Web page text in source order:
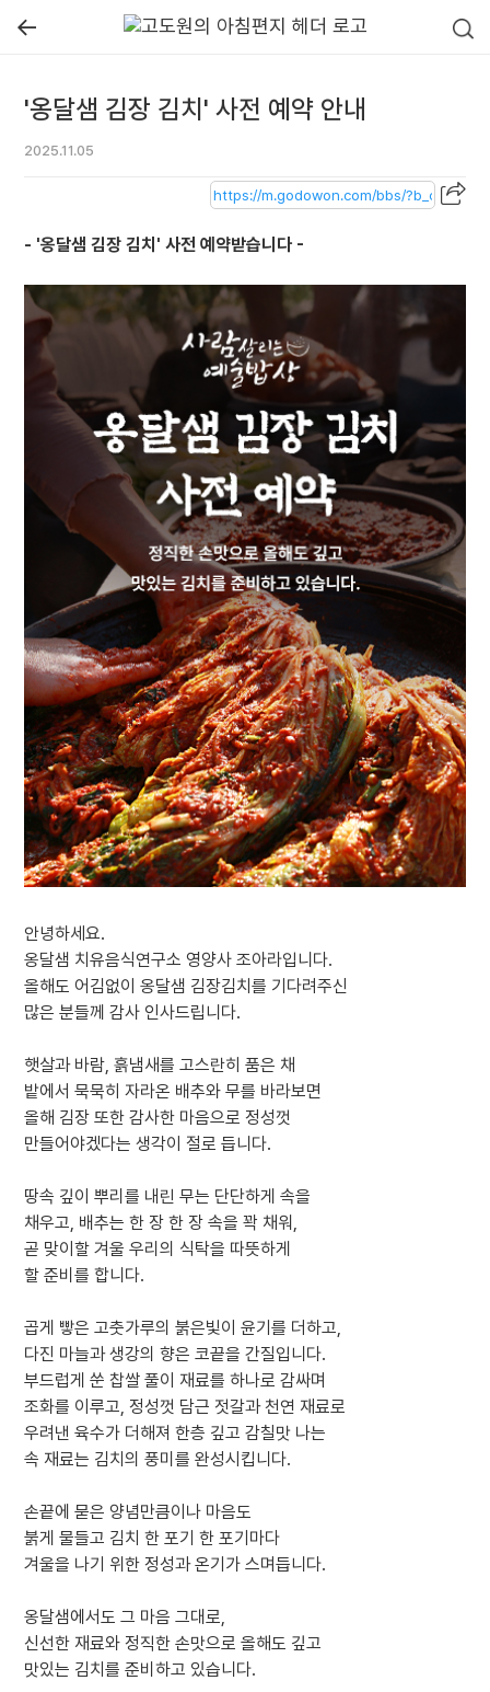
←
'옹달샘 김장 김치' 사전 예약 안내
2025.11.05
- '옹달샘 김장 김치' 사전 예약받습니다 -
안녕하세요.
옹달샘 치유음식연구소 영양사 조아라입니다.
올해도 어김없이 옹달샘 김장김치를 기다려주신
많은 분들께 감사 인사드립니다.
햇살과 바람, 흙냄새를 고스란히 품은 채
밭에서 묵묵히 자라온 배추와 무를 바라보면
올해 김장 또한 감사한 마음으로 정성껏
만들어야겠다는 생각이 절로 듭니다.
땅속 깊이 뿌리를 내린 무는 단단하게 속을
채우고, 배추는 한 장 한 장 속을 꽉 채워,
곧 맞이할 겨울 우리의 식탁을 따뜻하게
할 준비를 합니다.
곱게 빻은 고춧가루의 붉은빛이 윤기를 더하고,
다진 마늘과 생강의 향은 코끝을 간질입니다.
부드럽게 쑨 찹쌀 풀이 재료를 하나로 감싸며
조화를 이루고, 정성껏 담근 젓갈과 천연 재료로
우려낸 육수가 더해져 한층 깊고 감칠맛 나는
속 재료는 김치의 풍미를 완성시킵니다.
손끝에 묻은 양념만큼이나 마음도
붉게 물들고 김치 한 포기 한 포기마다
겨울을 나기 위한 정성과 온기가 스며듭니다.
옹달샘에서도 그 마음 그대로,
신선한 재료와 정직한 손맛으로 올해도 깊고
맛있는 김치를 준비하고 있습니다.